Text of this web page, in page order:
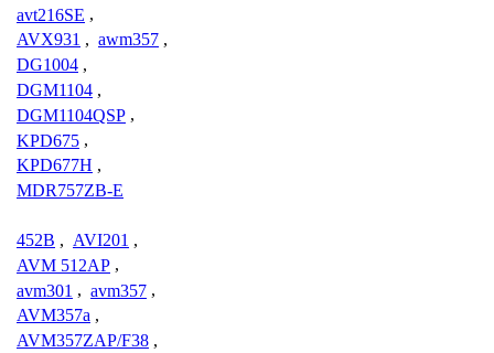
avt216SE ,
AVX931 , awm357 ,
DG1004 ,
DGM1104 ,
DGM1104QSP ,
KPD675 ,
KPD677H ,
MDR757ZB-E
452B , AVI201 ,
AVM 512AP ,
avm301 , avm357 ,
AVM357a ,
AVM357ZAP/F38 ,